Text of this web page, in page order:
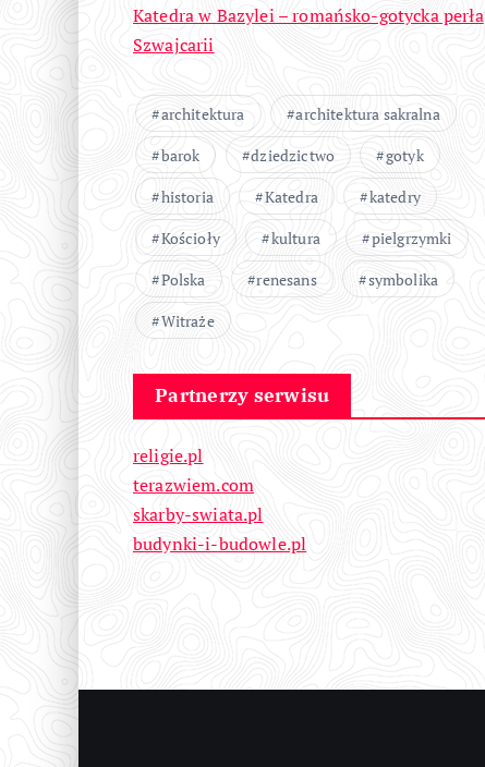
Katedra w Bazylei – romańsko-gotycka perła
Szwajcarii
architektura
architektura sakralna
barok
dziedzictwo
gotyk
historia
Katedra
katedry
Kościoły
kultura
pielgrzymki
Polska
renesans
symbolika
Witraże
Partnerzy serwisu
religie.pl
terazwiem.com
skarby-swiata.pl
budynki-i-budowle.pl